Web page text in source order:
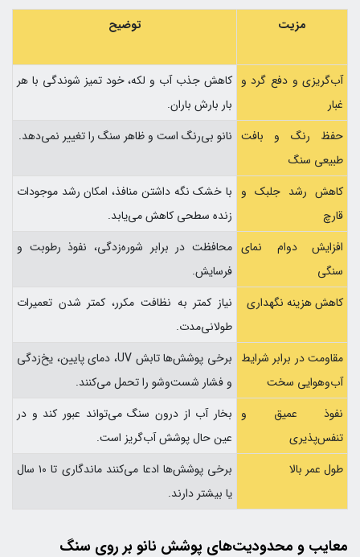
مزیت توضیح
آب‌گریزی و دفع گرد و
غبار
کاهش جذب آب و لکه، خود تمیز شوندگی با هر
بار بارش باران.
حفظ رنگ و بافت
طبیعی سنگ
نانو بی‌رنگ است و ظاهر سنگ را تغییر نمی‌دهد.
کاهش رشد جلبک و
قارچ
با خشک نگه داشتن منافذ، امکان رشد موجودات
زنده سطحی کاهش می‌یابد.
افزایش دوام نمای
سنگی
محافظت در برابر شوره‌زدگی، نفوذ رطوبت و
فرسایش.
کاهش هزینه نگهداری
نیاز کمتر به نظافت مکرر، کمتر شدن تعمیرات
طولانی‌مدت.
مقاومت در برابر شرایط
آب‌وهوایی سخت
برخی پوشش‌ها تابش UV، دمای پایین، یخ‌زدگی
و فشار شست‌وشو را تحمل می‌کنند.
نفوذ عمیق و
تنفس‌پذیری
بخار آب از درون سنگ می‌تواند عبور کند و در
عین حال پوشش آب‌گریز است.
طول عمر بالا
برخی پوشش‌ها ادعا می‌کنند ماندگاری تا ۱۰ سال
یا بیشتر دارند.
معایب و محدودیت‌های پوشش نانو بر روی سنگ